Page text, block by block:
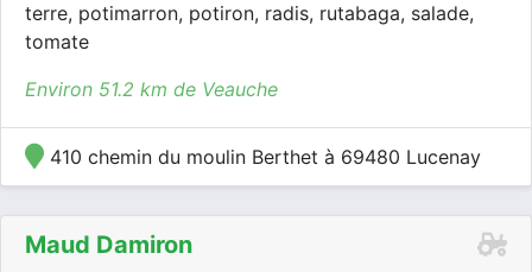
terre, potimarron, potiron, radis, rutabaga, salade,
tomate
Environ 51.2 km de Veauche
410 chemin du moulin Berthet à 69480 Lucenay
Maud Damiron